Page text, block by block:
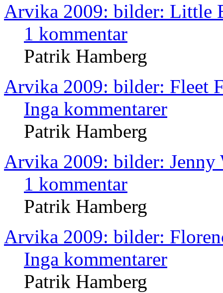
Arvika 2009: bilder: Little
1 kommentar
Patrik Hamberg
Arvika 2009: bilder: Fleet
Inga kommentarer
Patrik Hamberg
Arvika 2009: bilder: Jenny
1 kommentar
Patrik Hamberg
Arvika 2009: bilder:
Inga kommentarer
Patrik Hamberg